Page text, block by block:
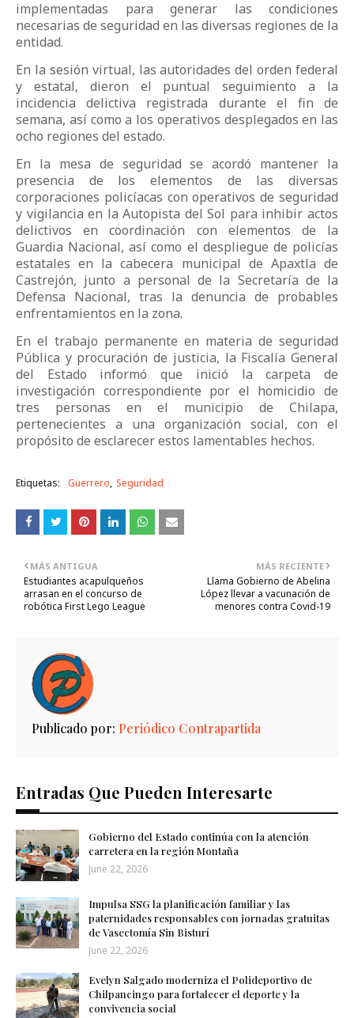
implementadas para generar las condiciones
necesarias de seguridad en las diversas regiones de la
entidad.
En la sesión virtual, las autoridades del orden federal
y estatal, dieron el puntual seguimiento a la
incidencia delictiva registrada durante el fin de
semana, así como a los operativos desplegados en las
ocho regiones del estado.
En la mesa de seguridad se acordó mantener la
presencia de los elementos de las diversas
corporaciones policíacas con operativos de seguridad
y vigilancia en la Autopista del Sol para inhibir actos
delictivos en coordinación con elementos de la
Guardia Nacional, así como el despliegue de policías
estatales en la cabecera municipal de Apaxtla de
Castrejón, junto a personal de la Secretaría de la
Defensa Nacional, tras la denuncia de probables
enfrentamientos en la zona.
En el trabajo permanente en materia de seguridad
Pública y procuración de justicia, la Fiscalía General
del Estado informó que inició la carpeta de
investigación correspondiente por el homicidio de
tres personas en el municipio de Chilapa,
pertenecientes a una organización social, con el
propósito de esclarecer estos lamentables hechos.
Etiquetas: Guerrero Seguridad
MÁS RECIENTE
Llama Gobierno de Abelina
López llevar a vacunación de
menores contra Covid-19
MÁS ANTIGUA
Estudiantes acapulqueños
arrasan en el concurso de
robótica First Lego League
Publicado por: Periódico Contrapartida
Entradas Que Pueden Interesarte
Gobierno del Estado continúa con la atención
carretera en la región Montaña
June 22, 2026
Impulsa SSG la planificación familiar y las
paternidades responsables con jornadas gratuitas
de Vasectomía Sin Bisturí
June 22, 2026
Evelyn Salgado moderniza el Polideportivo de
Chilpancingo para fortalecer el deporte y la
convivencia social